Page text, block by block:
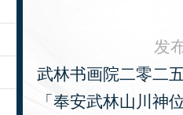
发
武林书画院二零二
「奉安武林山川神